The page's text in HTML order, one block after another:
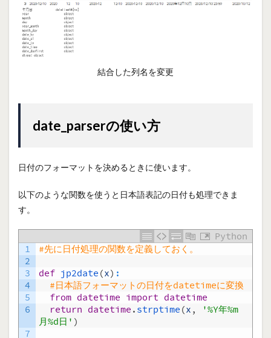
結合した列名を変更
date_parserの使い方
日付のフォーマットを決めるときに使います。
以下のような関数を使うと日本語表記の日付も処理できま
す。
Python
1
2
3
4
5
6
7
#先に日付処理の関数を定義しておく。
def jp2date(x) :
#日本語フォーマットの日付をdatetimeに変換
from datetime import datetime
return datetime.strptime(x,
'%Y年%m
月%d日' )